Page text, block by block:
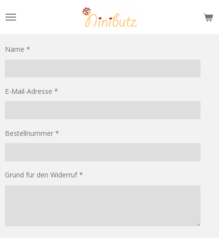
Hauptinhalt
Name *
E-Mail-Adresse *
Bestellnummer *
Grund für den Widerruf *